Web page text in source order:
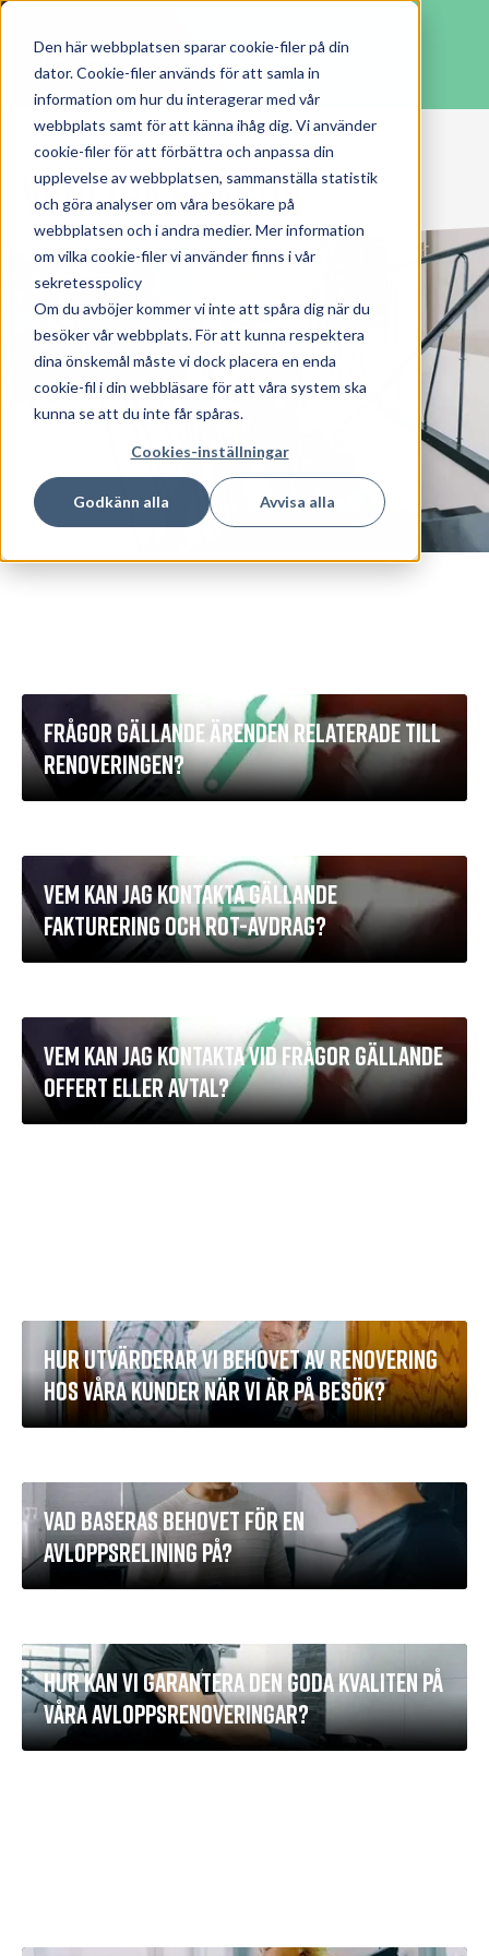
Den här webbplatsen sparar cookie-filer på din
dator. Cookie-filer används för att samla in
information om hur du interagerar med vår
webbplats samt för att känna ihåg dig. Vi använder
cookie-filer för att förbättra och anpassa din
upplevelse av webbplatsen, sammanställa statistik
och göra analyser om våra besökare på
webbplatsen och i andra medier. Mer information
om vilka cookie-filer vi använder finns i vår
sekretesspolicy
Om du avböjer kommer vi inte att spåra dig när du
besöker vår webbplats. För att kunna respektera
dina önskemål måste vi dock placera en enda
cookie-fil i din webbläsare för att våra system ska
kunna se att du inte får spåras.
Cookies-inställningar
Godkänn alla Avvisa alla
Vanliga frågor
FRÅGOR GÄLLANDE ÄRENDEN RELATERADE TILL
RENOVERINGEN?
VEM KAN JAG KONTAKTA GÄLLANDE
FAKTURERING OCH ROT-AVDRAG?
VEM KAN JAG KONTAKTA VID FRÅGOR GÄLLANDE
OFFERT ELLER AVTAL?
HUR UTVÄRDERAR VI BEHOVET AV RENOVERING
HOS VÅRA KUNDER NÄR VI ÄR PÅ BESÖK?
VAD BASERAS BEHOVET FÖR EN
AVLOPPSRELINING PÅ?
HUR KAN VI GARANTERA DEN GODA KVALITEN PÅ
VÅRA AVLOPPSRENOVERINGAR?